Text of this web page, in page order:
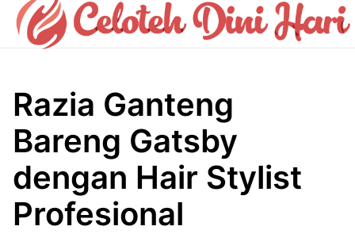
Razia Ganteng
Bareng Gatsby
dengan Hair Stylist
Profesional